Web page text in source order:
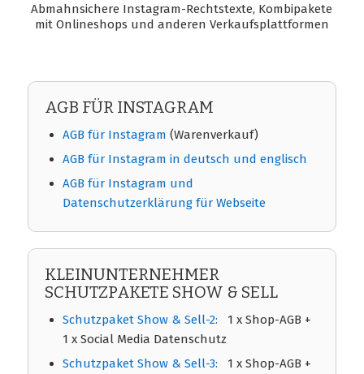
Abmahnsichere Instagram-Rechtstexte, Kombipakete
mit Onlineshops und anderen Verkaufsplattformen
AGB FÜR INSTAGRAM
AGB für Instagram (Warenverkauf)
AGB für Instagram in deutsch und englisch
AGB für Instagram und
Datenschutzerklärung für Webseite
KLEINUNTERNEHMER
SCHUTZPAKETE SHOW & SELL
Schutzpaket Show & Sell-2: 1 x Shop-AGB +
1 x Social Media Datenschutz
Schutzpaket Show & Sell-3: 1 x Shop-AGB +